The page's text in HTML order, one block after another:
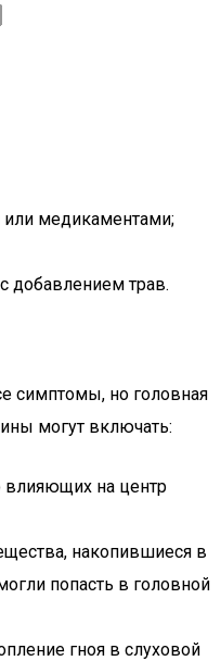
или медикаментами;
добавлением трав.
симптомы, но головная
могут включать:
влияющих на центр
накопившиеся в
попасть в головной
гноя в слуховой